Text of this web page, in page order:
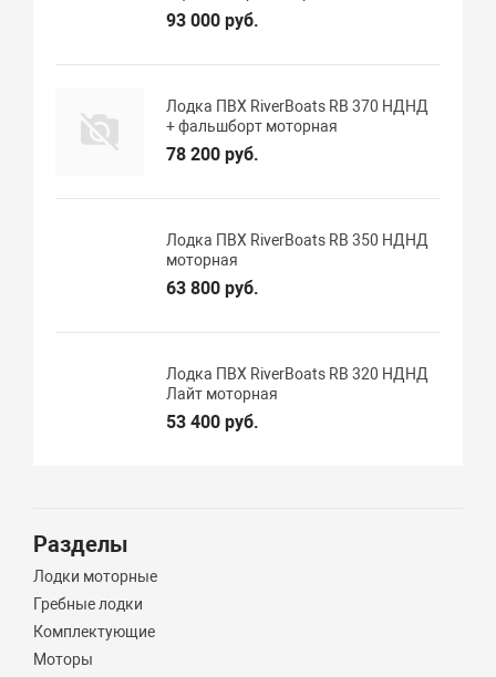
93 000 руб.
Лодка ПВХ RiverBoats RB 370 НДНД
+ фальшборт моторная
78 200 руб.
Лодка ПВХ RiverBoats RB 350 НДНД
моторная
63 800 руб.
Лодка ПВХ RiverBoats RB 320 НДНД
Лайт моторная
53 400 руб.
Разделы
Лодки моторные
Гребные лодки
Комплектующие
Моторы